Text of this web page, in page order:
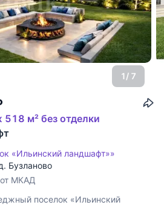
1/ 7
м² без отделки
«Ильинский ландшафт»»
Бузланово
МКАД
поселок «Ильинский